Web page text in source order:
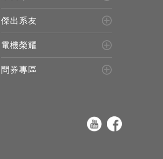
傑出系友
電機榮耀
問券專區